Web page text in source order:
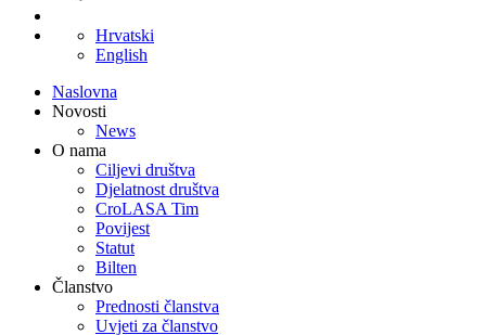
Hrvatski
English
Naslovna
Novosti
News
O nama
Ciljevi društva
Djelatnost društva
CroLASA Tim
Povijest
Statut
Bilten
Članstvo
Prednosti članstva
Uvjeti za članstvo